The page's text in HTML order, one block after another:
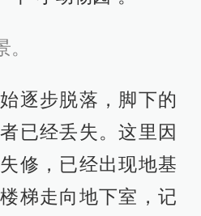
逐步脱落，脚下的
已经丢失。这里因
修，已经出现地基
梯走向地下室，记